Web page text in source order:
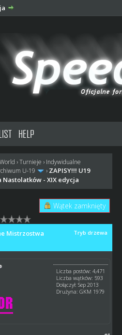
HELP
›Turnieje › Indywidualne
U-19 › ZAPISY!!! U19
- XIX edycja
Wątek zamknięty
Tryb drzewa
Mistrzostwa
Liczba postów: 4,471
Liczba wątków: 593
Dołączył: Sep 2013
Drużyna: GKM 1979